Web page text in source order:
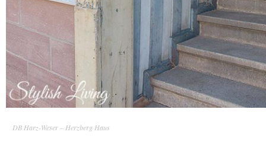
DB Harz-Weser – Herzberg Haus